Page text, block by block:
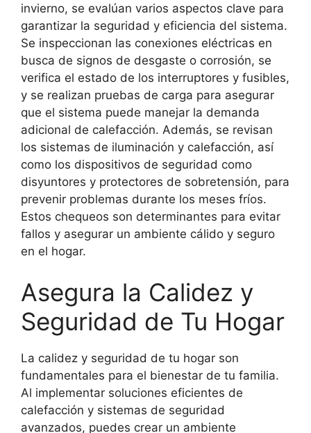
invierno, se evalúan varios aspectos clave para
garantizar la seguridad y eficiencia del sistema.
Se inspeccionan las conexiones eléctricas en
busca de signos de desgaste o corrosión, se
verifica el estado de los interruptores y fusibles,
y se realizan pruebas de carga para asegurar
que el sistema puede manejar la demanda
adicional de calefacción. Además, se revisan
los sistemas de iluminación y calefacción, así
como los dispositivos de seguridad como
disyuntores y protectores de sobretensión, para
prevenir problemas durante los meses fríos.
Estos chequeos son determinantes para evitar
fallos y asegurar un ambiente cálido y seguro
en el hogar.
Asegura la Calidez y
Seguridad de Tu Hogar
La calidez y seguridad de tu hogar son
fundamentales para el bienestar de tu familia.
Al implementar soluciones eficientes de
calefacción y sistemas de seguridad
avanzados, puedes crear un ambiente